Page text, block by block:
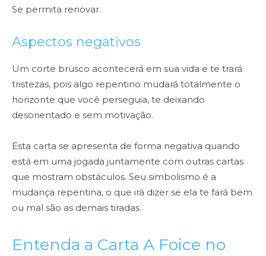
Se permita renovar.
Aspectos negativos
Um corte brusco acontecerá em sua vida e te trará
tristezas, pois algo repentino mudará totalmente o
horizonte que você perseguia, te deixando
desorientado e sem motivação.
Esta carta se apresenta de forma negativa quando
está em uma jogada juntamente com outras cartas
que mostram obstáculos. Seu simbolismo é a
mudança repentina, o que irá dizer se ela te fará bem
ou mal são as demais tiradas.
Entenda a Carta A Foice no